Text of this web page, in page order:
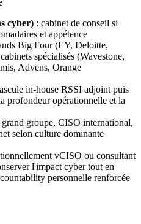
cyber) : cabinet de conseil si
et appétence
Big Four (EY, Deloitte,
spécialisés (Wavestone,
Advens, Orange
in-house RSSI adjoint puis
profondeur opérationnelle et la
groupe, CISO international,
selon culture dominante
vCISO ou consultant
l'impact cyber tout en
personnelle renforcée